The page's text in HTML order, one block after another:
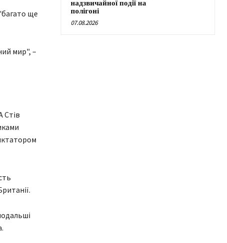
ще
мир", –
Стів
надзвичайної події на
полігоні
07.08.2026